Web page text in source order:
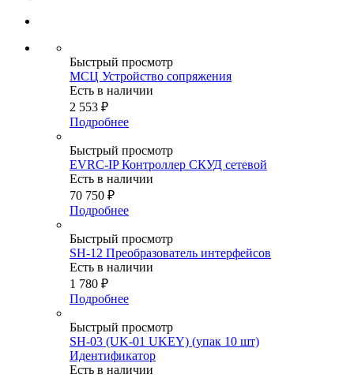
Быстрый просмотр
МСЦ Устройство сопряжения
Есть в наличии
2 553 ₽
Подробнее
Быстрый просмотр
EVRC-IP Контроллер СКУД сетевой
Есть в наличии
70 750 ₽
Подробнее
Быстрый просмотр
SH-12 Преобразователь интерфейсов
Есть в наличии
1 780 ₽
Подробнее
Быстрый просмотр
SH-03 (UK-01 UKEY) (упак 10 шт)
Идентификатор
Есть в наличии